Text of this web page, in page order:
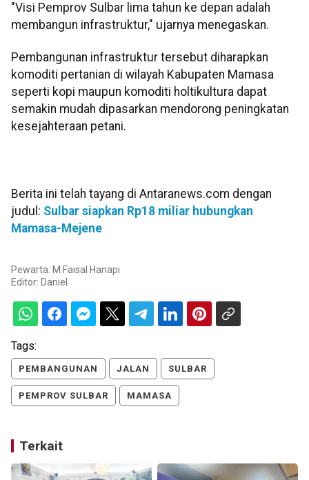
"Visi Pemprov Sulbar lima tahun ke depan adalah
membangun infrastruktur," ujarnya menegaskan.
Pembangunan infrastruktur tersebut diharapkan
komoditi pertanian di wilayah Kabupaten Mamasa
seperti kopi maupun komoditi holtikultura dapat
semakin mudah dipasarkan mendorong peningkatan
kesejahteraan petani.
Berita ini telah tayang di Antaranews.com dengan
judul: Sulbar siapkan Rp18 miliar hubungkan
Mamasa-Mejene
Pewarta: M.Faisal Hanapi
Editor: Daniel
Tags:
PEMBANGUNAN JALAN SULBAR
PEMPROV SULBAR MAMASA
Terkait